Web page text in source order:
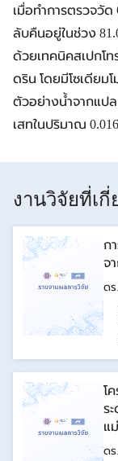
เมื่อทำการตรวจวัด
ลับคืนอยู่ในช่วง
ด้วยเทคนิคสเปกโท
ดริน โดยมีโซเดียม
ตัวอย่างน้ำจากแป
เสทในปริมาณ
งานวิจัยที่เกี่
ก
จ
ด
โ
ร
แ
ดร